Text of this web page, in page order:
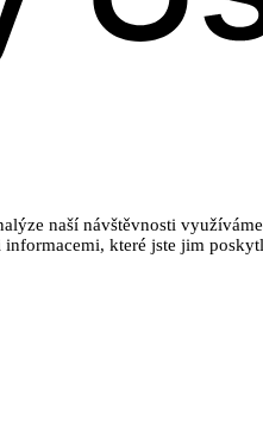
naší návštěvnosti
které jste jim